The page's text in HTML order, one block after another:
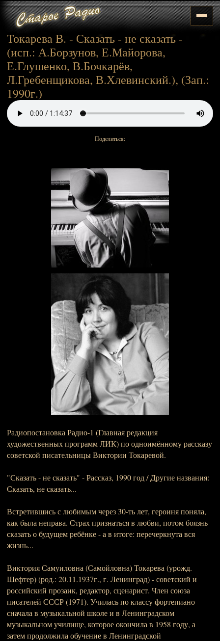
Токарева В. - Сказать - не сказать -
(исп.: А.Борзунов, Е.Майорова,
Е.Глушенко, В.Бочкарёв,
Л.Гребенщикова, В.Хлевинский.), (Зап.:
1990г.)
Поделиться:
Радиопостановка Радио-1 (Главная редакция
художественных программ ЛИК) по одноимённому рассказу
советской писательницы Виктории Токаревой.
"Сказать - не сказать" - Рассказ, 1990 год / Другие названия:
Сказать, не сказать...
Встретившись с любимым через 30-ть лет, героиня поняла,
как была неправа. Страх признаться в любви, потом боязнь
сказать о будущем ребёнке - а в итоге: перечеркнута вся
жизнь...
Виктория Самуиловна (Самойловна) Токарева (урожд.
Шефтер) (род.: 20.11.1937г., г. Ленинград) - советский и
российский прозаик, редактор, сценарист. Член союза
писателей СССР (1971). Училась по классу фортепиано
сначала в музыкальной школе и в Ленинградском
музыкальном училище, которое окончила в 1958 году, а
затем продолжила обучение в Ленинградской